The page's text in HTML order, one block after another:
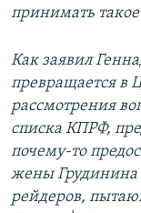
принимать
Как заявил
превращается в
рассмотрения
списка КПРФ,
почему-то
жены Грудинина
рейдеров,